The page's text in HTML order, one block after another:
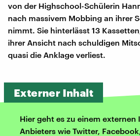
von der Highschool-Schülerin
nach massivem Mobbing an ihrer
nimmt. Sie hinterlässt 13
ihrer Ansicht nach schuldigen
quasi die Anklage verliest.
Externer Inhalt
Hier geht es zu einem externen
Anbieters wie Twitter,